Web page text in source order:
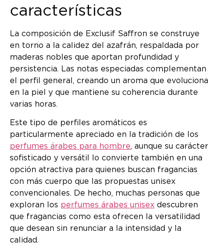
características
La composición de Exclusif Saffron se construye
en torno a la calidez del azafrán, respaldada por
maderas nobles que aportan profundidad y
persistencia. Las notas especiadas complementan
el perfil general, creando un aroma que evoluciona
en la piel y que mantiene su coherencia durante
varias horas.
Este tipo de perfiles aromáticos es
particularmente apreciado en la tradición de los
perfumes árabes para hombre, aunque su carácter
sofisticado y versátil lo convierte también en una
opción atractiva para quienes buscan fragancias
con más cuerpo que las propuestas unisex
convencionales. De hecho, muchas personas que
exploran los perfumes árabes unisex descubren
que fragancias como esta ofrecen la versatilidad
que desean sin renunciar a la intensidad y la
calidad.